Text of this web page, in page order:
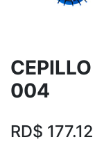
004
RD$ 177.12